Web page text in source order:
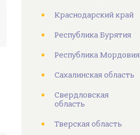
Краснодарский край
Республика Бурятия
Республика Мордовия
Сахалинская область
Свердловская
область
Тверская область